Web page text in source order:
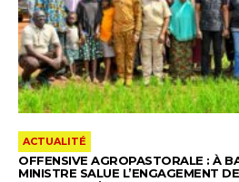
ACTUALITÉ
OFFENSIVE AGROPASTORALE : À
MINISTRE SALUE L’ENGAGEMENT